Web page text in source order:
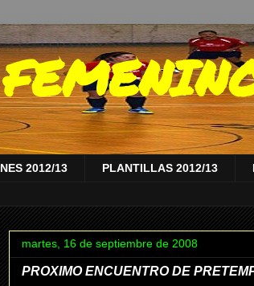
2012/13 PLANTILLAS 2012/13
martes, 16 de septiembre de 2008
PROXIMO ENCUENTRO DE